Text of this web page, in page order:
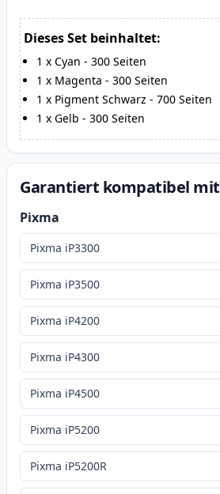
Dieses Set beinhaltet:
1 x Cyan - 300 Seiten
1 x Magenta - 300 Seiten
1 x Pigment Schwarz - 700 Seiten
1 x Gelb - 300 Seiten
Garantiert kompatibel mit
Pixma
Pixma iP3300
Pixma iP3500
Pixma iP4200
Pixma iP4300
Pixma iP4500
Pixma iP5200
Pixma iP5200R